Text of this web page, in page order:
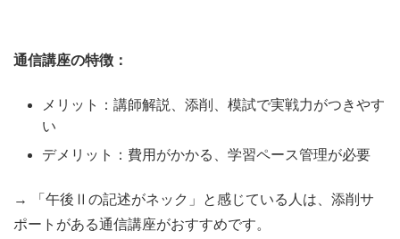
通信講座の特徴：
メリット：講師解説、添削、模試で実戦力がつきやす
い
デメリット：費用がかかる、学習ペース管理が必要
→ 「午後Ⅱの記述がネック」と感じている人は、添削サ
ポートがある通信講座がおすすめです。